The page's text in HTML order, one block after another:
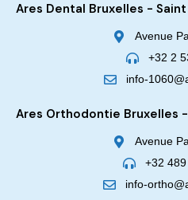
Ares Dental Bruxelles -
Avenue
+32 2
info-
Ares Orthodontie Bruxelles
Avenue
+32
info-